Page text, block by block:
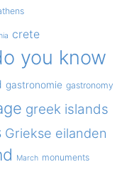
crete
you know
gastronomie gastronomy
greek islands
Griekse eilanden
March monuments